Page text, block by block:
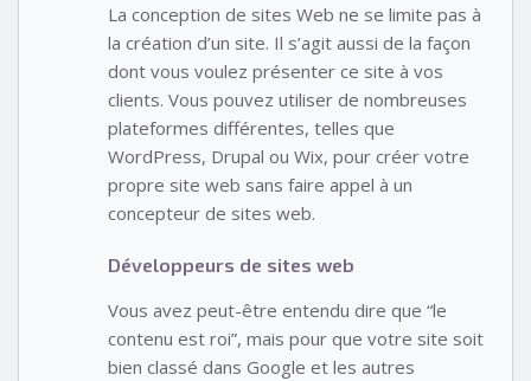
La conception de sites Web ne se limite pas à
la création d’un site. Il s’agit aussi de la façon
dont vous voulez présenter ce site à vos
clients. Vous pouvez utiliser de nombreuses
plateformes différentes, telles que
WordPress, Drupal ou Wix, pour créer votre
propre site web sans faire appel à un
concepteur de sites web.
Développeurs de sites web
Vous avez peut-être entendu dire que “le
contenu est roi”, mais pour que votre site soit
bien classé dans Google et les autres